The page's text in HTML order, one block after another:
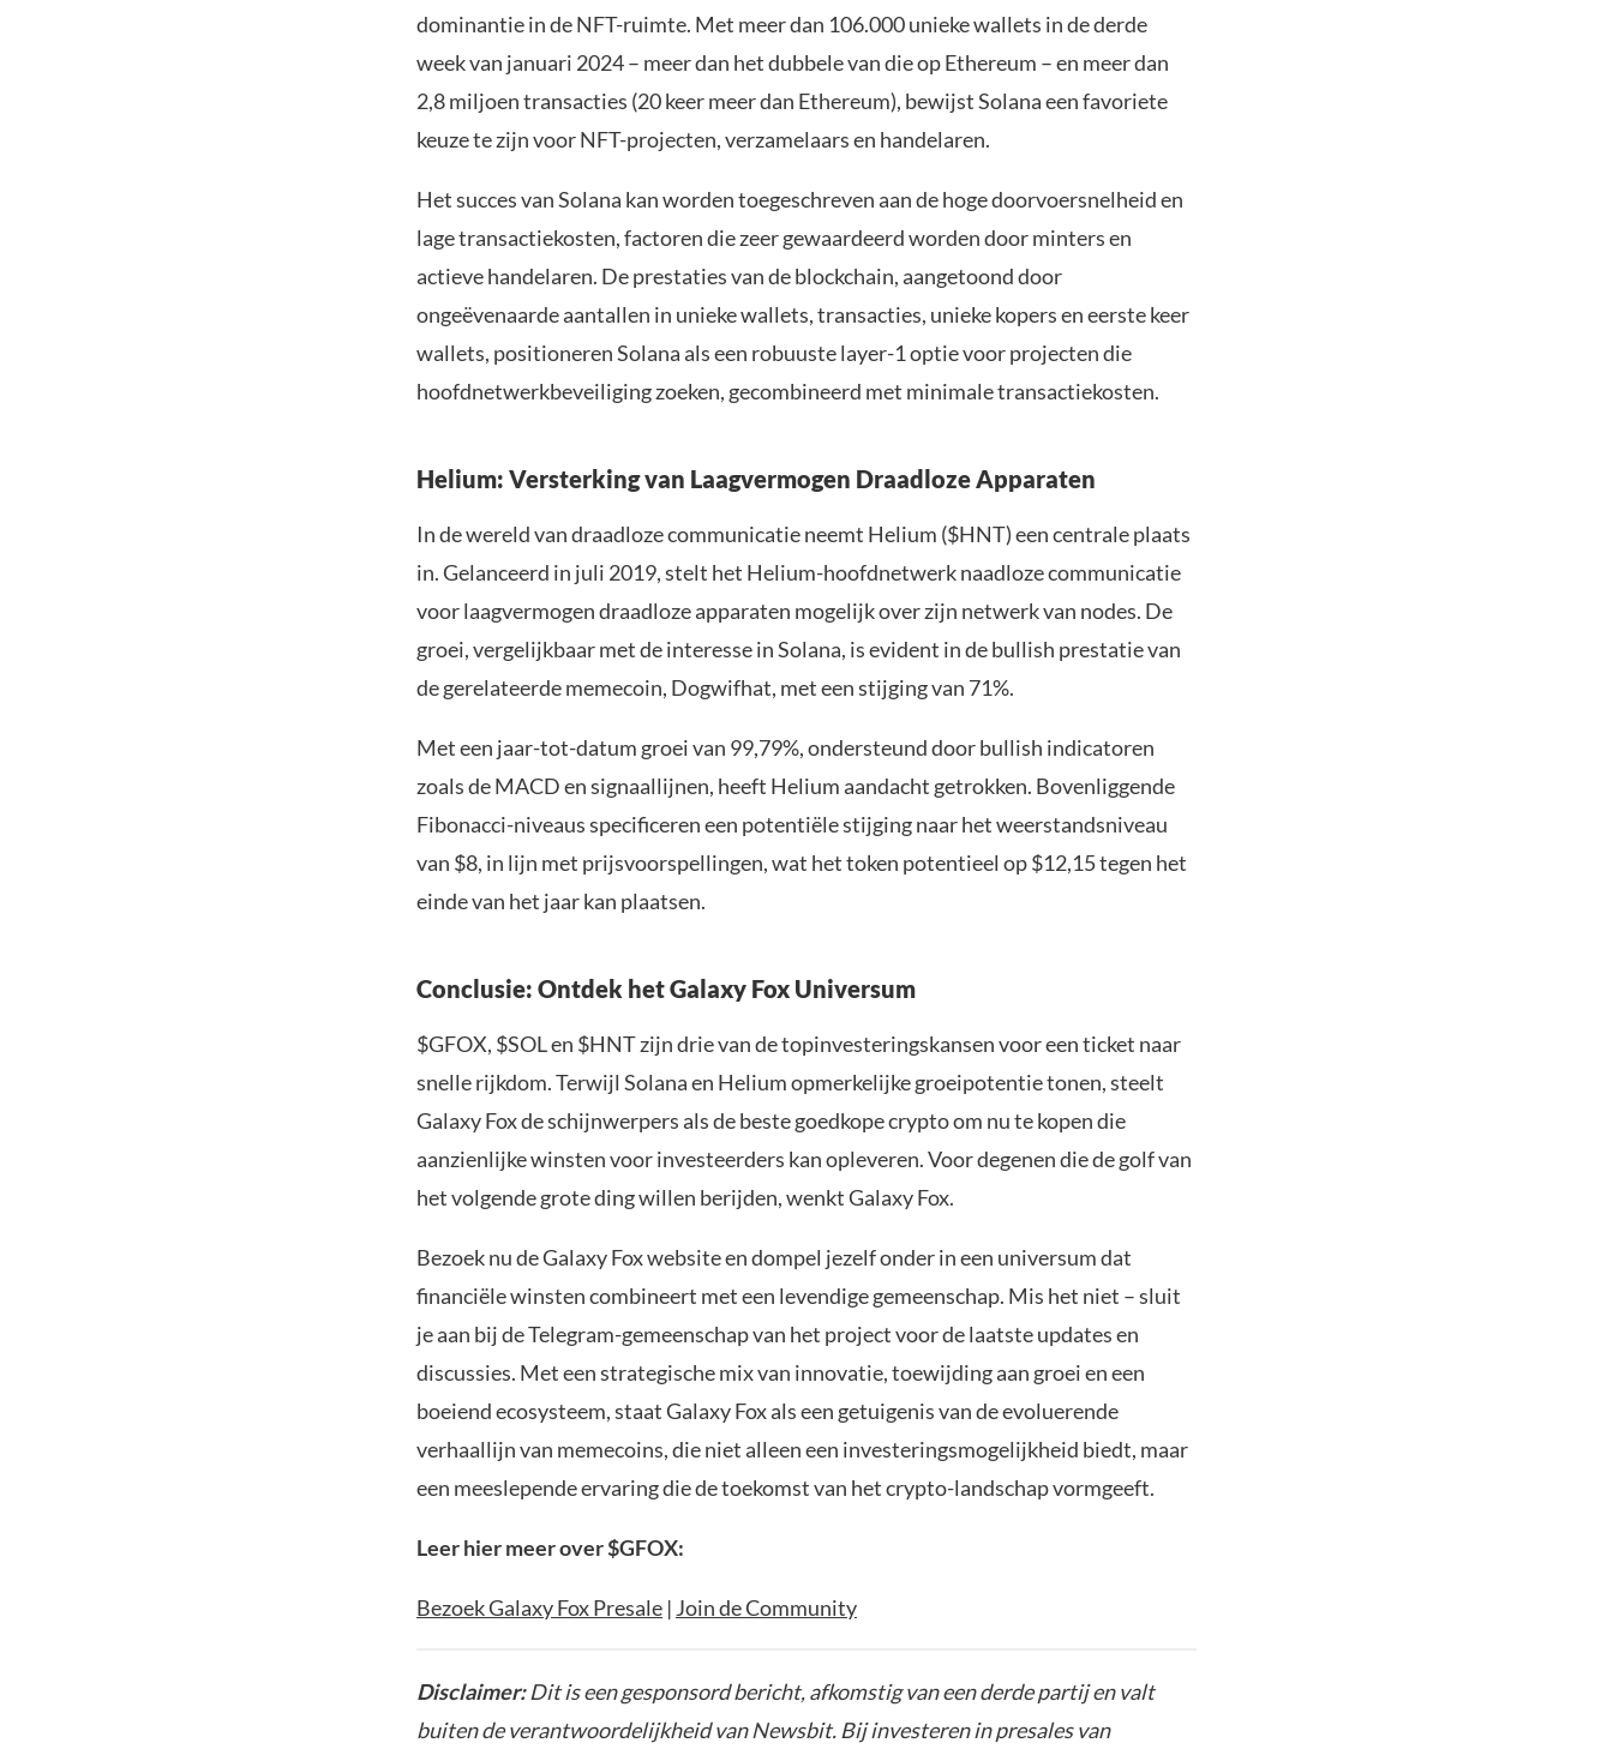
dominantie in de NFT-ruimte. Met meer dan 106.000 unieke wallets in de derde
week van januari 2024 – meer dan het dubbele van die op Ethereum – en meer dan
2,8 miljoen transacties (20 keer meer dan Ethereum), bewijst Solana een favoriete
keuze te zijn voor NFT-projecten, verzamelaars en handelaren.
Het succes van Solana kan worden toegeschreven aan de hoge doorvoersnelheid en
lage transactiekosten, factoren die zeer gewaardeerd worden door minters en
actieve handelaren. De prestaties van de blockchain, aangetoond door
ongeëvenaarde aantallen in unieke wallets, transacties, unieke kopers en eerste keer
wallets, positioneren Solana als een robuuste layer-1 optie voor projecten die
hoofdnetwerkbeveiliging zoeken, gecombineerd met minimale transactiekosten.
Helium: Versterking van Laagvermogen Draadloze Apparaten
In de wereld van draadloze communicatie neemt Helium ($HNT) een centrale plaats
in. Gelanceerd in juli 2019, stelt het Helium-hoofdnetwerk naadloze communicatie
voor laagvermogen draadloze apparaten mogelijk over zijn netwerk van nodes. De
groei, vergelijkbaar met de interesse in Solana, is evident in de bullish prestatie van
de gerelateerde memecoin, Dogwifhat, met een stijging van 71%.
Met een jaar-tot-datum groei van 99,79%, ondersteund door bullish indicatoren
zoals de MACD en signaallijnen, heeft Helium aandacht getrokken. Bovenliggende
Fibonacci-niveaus specificeren een potentiële stijging naar het weerstandsniveau
van $8, in lijn met prijsvoorspellingen, wat het token potentieel op $12,15 tegen het
einde van het jaar kan plaatsen.
Conclusie: Ontdek het Galaxy Fox Universum
$GFOX, $SOL en $HNT zijn drie van de topinvesteringskansen voor een ticket naar
snelle rijkdom. Terwijl Solana en Helium opmerkelijke groeipotentie tonen, steelt
Galaxy Fox de schijnwerpers als de beste goedkope crypto om nu te kopen die
aanzienlijke winsten voor investeerders kan opleveren. Voor degenen die de golf van
het volgende grote ding willen berijden, wenkt Galaxy Fox.
Bezoek nu de Galaxy Fox website en dompel jezelf onder in een universum dat
financiële winsten combineert met een levendige gemeenschap. Mis het niet – sluit
je aan bij de Telegram-gemeenschap van het project voor de laatste updates en
discussies. Met een strategische mix van innovatie, toewijding aan groei en een
boeiend ecosysteem, staat Galaxy Fox als een getuigenis van de evoluerende
verhaallijn van memecoins, die niet alleen een investeringsmogelijkheid biedt, maar
een meeslepende ervaring die de toekomst van het crypto-landschap vormgeeft.
Leer hier meer over $GFOX:
Bezoek Galaxy Fox Presale | Join de Community
Disclaimer:Dit is een gesponsord bericht, afkomstig van een derde partij en valt
buiten de verantwoordelijkheid van Newsbit. Bij investeren in presales van